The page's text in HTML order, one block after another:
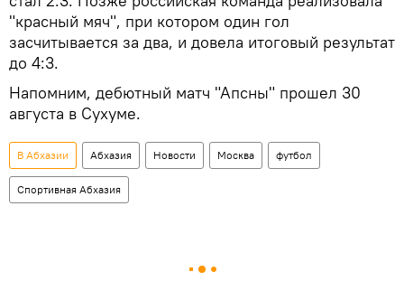
"красный мяч", при котором один гол
засчитывается за два, и довела итоговый результат
до 4:3.
Напомним, дебютный матч "Апсны" прошел 30
августа в Сухуме.
В Абхазии Абхазия Новости Москва футбол
Спортивная Абхазия